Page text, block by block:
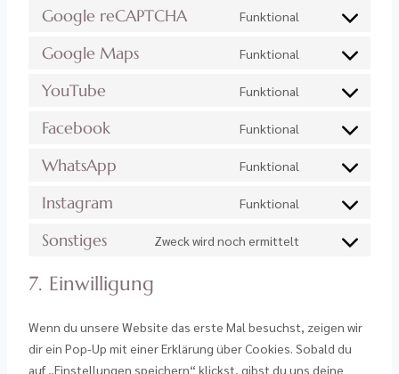
Google reCAPTCHA Funktional
Google Maps Funktional
YouTube Funktional
Facebook Funktional
WhatsApp Funktional
Instagram Funktional
Sonstiges Zweck wird noch ermittelt
7. Einwilligung
Wenn du unsere Website das erste Mal besuchst, zeigen wir
dir ein Pop-Up mit einer Erklärung über Cookies. Sobald du
auf „Einstellungen speichern“ klickst, gibst du uns deine